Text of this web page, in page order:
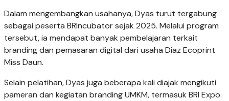
Dalam mengembangkan usahanya, Dyas turut tergabung
sebagai peserta BRIncubator sejak 2025. Melalui program
tersebut, ia mendapat banyak pembelajaran terkait
branding dan pemasaran digital dari usaha Diaz Ecoprint
Miss Daun.
Selain pelatihan, Dyas juga beberapa kali diajak mengikuti
pameran dan kegiatan branding UMKM, termasuk BRI Expo.